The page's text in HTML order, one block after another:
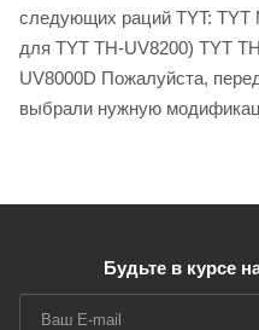
следующих раций TYT: TYT
для TYT TH-UV8200) TYT
UV8000D Пожалуйста,
выбрали нужную
Будьте в курсе